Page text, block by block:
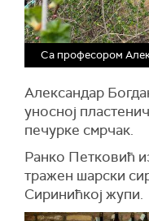
Са професором
Александар
уносној
печурке смрчак.
Ранко Петковић
тражен шарски
Сиринићкој жупи.